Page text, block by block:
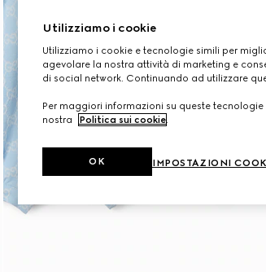
Utilizziamo i cookie
Utilizziamo i cookie e tecnologie simili per
agevolare la nostra attività di marketing e
di social network. Continuando ad utilizzare
Per maggiori informazioni su queste
nostra
Politica sui cookie.
IMPOSTAZIONI
OK